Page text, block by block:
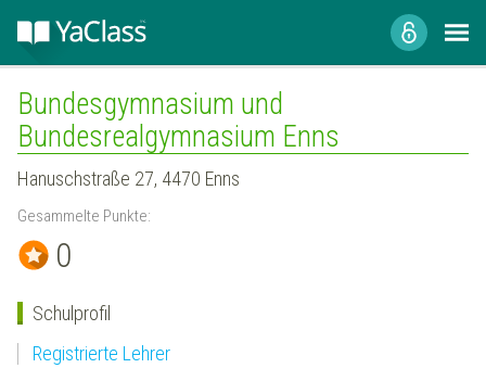
Bundesgymnasium und
Bundesrealgymnasium Enns
Hanuschstraße 27, 4470 Enns
Gesammelte Punkte:
0
Schulprofil
Registrierte Lehrer